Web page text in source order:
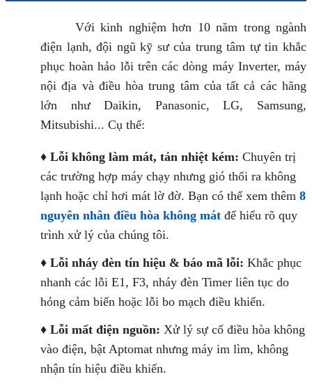
Với kinh nghiệm hơn 10 năm trong ngành
điện lạnh, đội ngũ kỹ sư của trung tâm tự tin khắc
phục hoàn hảo lỗi trên các dòng máy Inverter, máy
nội địa và điều hòa trung tâm của tất cả các hãng
lớn như Daikin, Panasonic, LG, Samsung,
Mitsubishi... Cụ thể:
♦ Lỗi không làm mát, tản nhiệt kém: Chuyên trị
các trường hợp máy chạy nhưng gió thổi ra không
lạnh hoặc chỉ hơi mát lờ đờ. Bạn có thể xem thêm 8
nguyên nhân điều hòa không mát để hiểu rõ quy
trình xử lý của chúng tôi.
♦ Lỗi nháy đèn tín hiệu & báo mã lỗi: Khắc phục
nhanh các lỗi E1, F3, nháy đèn Timer liên tục do
hỏng cảm biến hoặc lỗi bo mạch điều khiển.
♦ Lỗi mất điện nguồn: Xử lý sự cố điều hòa không
vào điện, bật Aptomat nhưng máy im lìm, không
nhận tín hiệu điều khiển.